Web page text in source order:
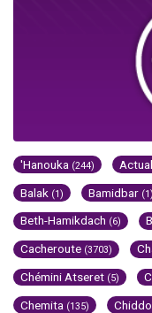
'Hanouka (244)
Balak (1) Bamidbar (1)
Beth-Hamikdach (6)
Cacheroute (3703)
Chémini Atseret (5)
Chemita (135)